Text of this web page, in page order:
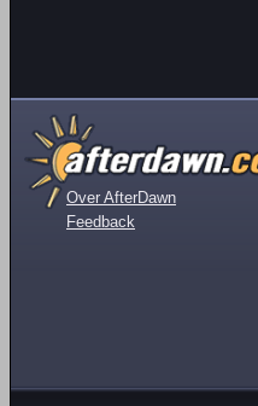
Over AfterDawn
Feedback